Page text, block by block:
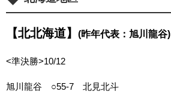
【北北海道】 (昨年代表：旭川龍谷)
<準決勝>10/12
旭川龍谷 ○55-7 北見北斗